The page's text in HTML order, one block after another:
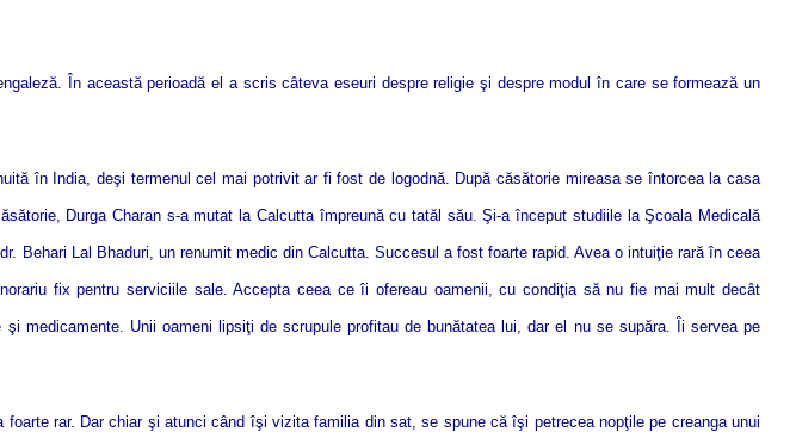
În această perioadă el a scris câteva eseuri despre religie şi despre modul în care se formează un
în India, deşi termenul cel mai potrivit ar fi fost de logodnă. După căsătorie mireasa se întorcea la casa
Durga Charan s-a mutat la Calcutta împreună cu tatăl său. Şi-a început studiile la Şcoala Medicală
Behari Lal Bhaduri, un renumit medic din Calcutta. Succesul a fost foarte rapid. Avea o intuiţie rară în ceea
fix pentru serviciile sale. Accepta ceea ce îi ofereau oamenii, cu condiţia să nu fie mai mult decât
medicamente. Unii oameni lipsiţi de scrupule profitau de bunătatea lui, dar el nu se supăra. Îi servea pe
rar. Dar chiar şi atunci când îşi vizita familia din sat, se spune că îşi petrecea nopţile pe creanga unui